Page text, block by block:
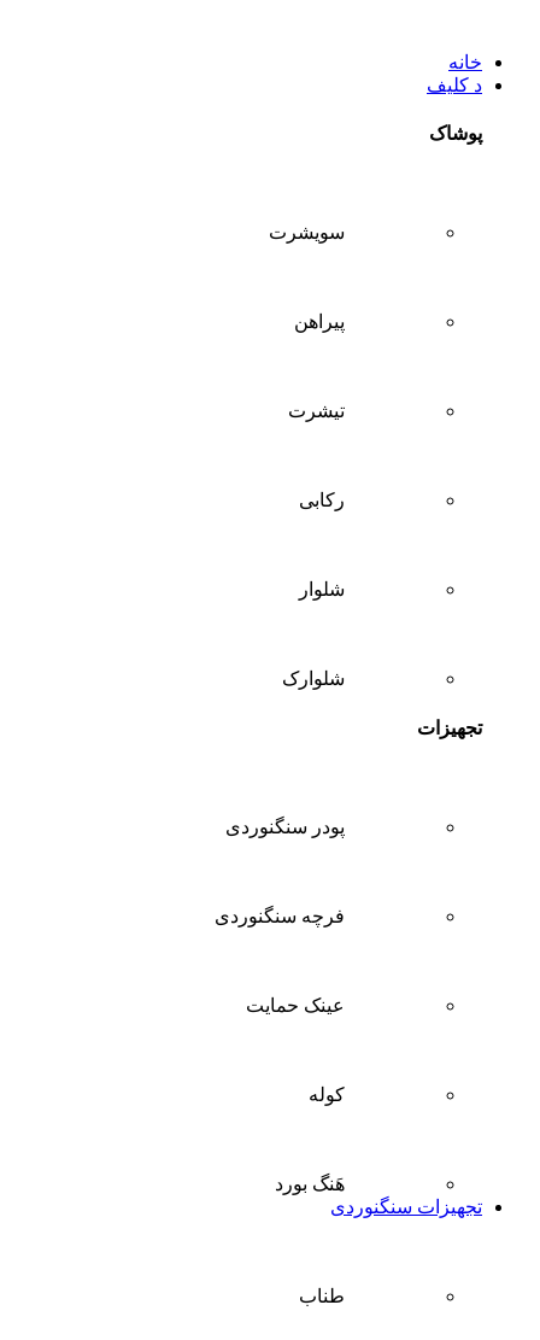
خانه
د کلیف
پوشاک
سويشرت
پیراهن
تيشرت
ركابی
شلوار
شلوارک
تجهیزات
پودر سنگنوردی
فرچه سنگنوردی
عینک حمایت
کوله
هَنگ بورد
تجهیزات سنگنوردی
طناب